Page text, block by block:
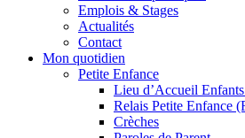
Emplois & Stages
Actualités
Contact
Mon quotidien
Petite Enfance
Lieu d’Accueil
Relais Petite Enfance
Crèches